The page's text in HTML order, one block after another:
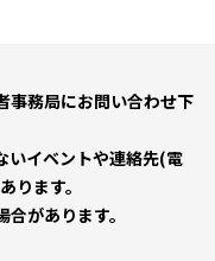
事務局にお問い合わせ下
いイベントや連絡先(電
ります。
があります。